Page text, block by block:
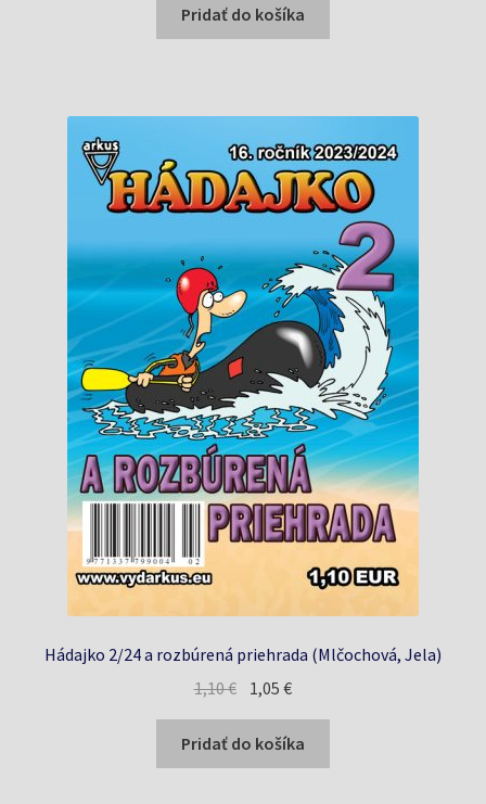
bola:
0,73 €.
je:
0,40 €.
Pridať do košíka
Hádajko 2/24 a rozbúrená priehrada (Mlčochová, Jela)
1,10€ Pôvodná
bola:
1,10 €.
1,05€Aktuálna
je:
1,05 €.
Pridať do košíka